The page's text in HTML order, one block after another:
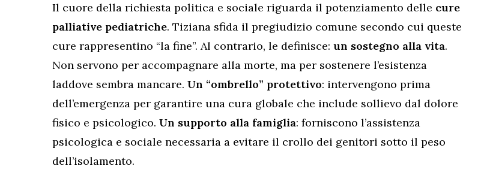
Il cuore della richiesta politica e sociale riguarda il potenziamento delle cure
palliative pediatriche. Tiziana sfida il pregiudizio comune secondo cui queste
cure rappresentino “la fine”. Al contrario, le definisce: un sostegno alla vita.
Non servono per accompagnare alla morte, ma per sostenere l’esistenza
laddove sembra mancare. Un “ombrello” protettivo: intervengono prima
dell’emergenza per garantire una cura globale che include sollievo dal dolore
fisico e psicologico. Un supporto alla famiglia: forniscono l’assistenza
psicologica e sociale necessaria a evitare il crollo dei genitori sotto il peso
dell’isolamento.